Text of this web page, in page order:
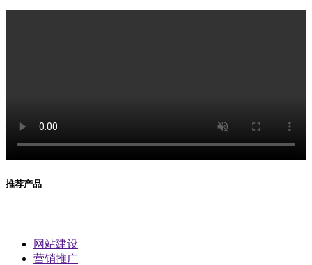
推荐产品
网站建设
营销推广